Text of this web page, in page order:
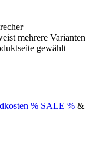
mehrere Varianten
gewählt
% SALE % &